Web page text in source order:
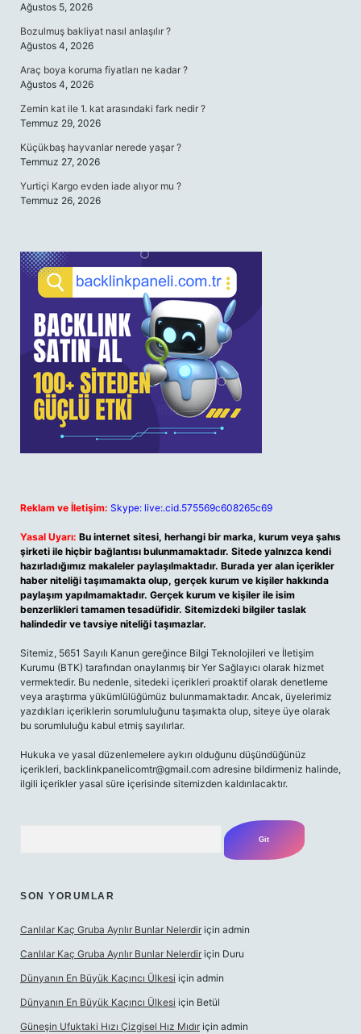
Ağustos 5, 2026
Bozulmuş bakliyat nasıl anlaşılır ?
Ağustos 4, 2026
Araç boya koruma fiyatları ne kadar ?
Ağustos 4, 2026
Zemin kat ile 1. kat arasındaki fark nedir ?
Temmuz 29, 2026
Küçükbaş hayvanlar nerede yaşar ?
Temmuz 27, 2026
Yurtiçi Kargo evden iade alıyor mu ?
Temmuz 26, 2026
Reklam ve İletişim: Skype: live:.cid.575569c608265c69
Yasal Uyarı: Bu internet sitesi, herhangi bir marka, kurum veya şahıs
şirketi ile hiçbir bağlantısı bulunmamaktadır. Sitede yalnızca kendi
hazırladığımız makaleler paylaşılmaktadır. Burada yer alan içerikler
haber niteliği taşımamakta olup, gerçek kurum ve kişiler hakkında
paylaşım yapılmamaktadır. Gerçek kurum ve kişiler ile isim
benzerlikleri tamamen tesadüfidir. Sitemizdeki bilgiler taslak
halindedir ve tavsiye niteliği taşımazlar.
Sitemiz, 5651 Sayılı Kanun gereğince Bilgi Teknolojileri ve İletişim
Kurumu (BTK) tarafından onaylanmış bir Yer Sağlayıcı olarak hizmet
vermektedir. Bu nedenle, sitedeki içerikleri proaktif olarak denetleme
veya araştırma yükümlülüğümüz bulunmamaktadır. Ancak, üyelerimiz
yazdıkları içeriklerin sorumluluğunu taşımakta olup, siteye üye olarak
bu sorumluluğu kabul etmiş sayılırlar.
Hukuka ve yasal düzenlemelere aykırı olduğunu düşündüğünüz
içerikleri, backlinkpanelicomtr@gmail.com adresine bildirmeniz halinde,
ilgili içerikler yasal süre içerisinde sitemizden kaldırılacaktır.
SON YORUMLAR
Canlılar Kaç Gruba Ayrılır Bunlar Nelerdir için admin
Canlılar Kaç Gruba Ayrılır Bunlar Nelerdir için Duru
Dünyanın En Büyük Kaçıncı Ülkesi için admin
Dünyanın En Büyük Kaçıncı Ülkesi için Betül
Güneşin Ufuktaki Hızı Çizgisel Hız Mıdır için admin